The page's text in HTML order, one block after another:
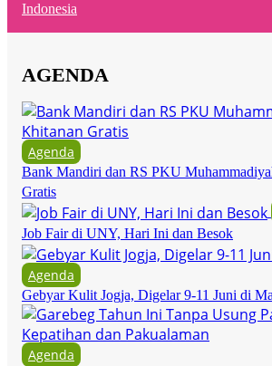
Indonesia
AGENDA
Agenda
Bank Mandiri dan RS PKU
Gratis
Job Fair di UNY, Hari Ini dan Besok
Agenda
Gebyar Kulit Jogja, Digelar 9-11 Juni di
Agenda